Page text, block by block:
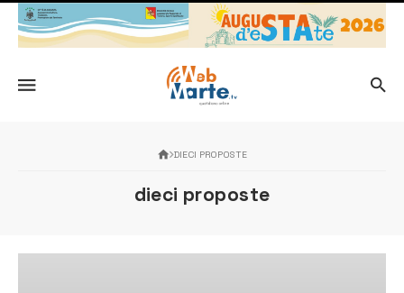
DIECI PROPOSTE
dieci proposte